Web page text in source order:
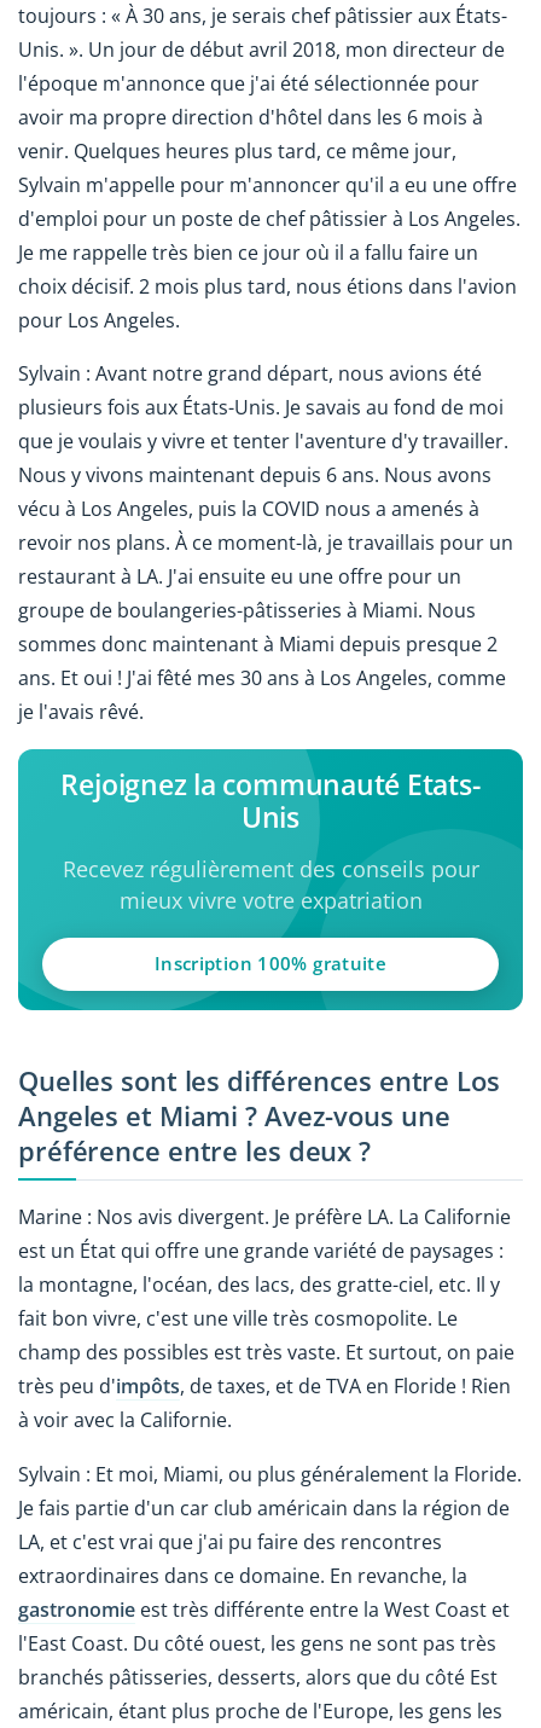
toujours : « À 30 ans, je serais chef pâtissier aux États-
Unis. ». Un jour de début avril 2018, mon directeur de
l'époque m'annonce que j'ai été sélectionnée pour
avoir ma propre direction d'hôtel dans les 6 mois à
venir. Quelques heures plus tard, ce même jour,
Sylvain m'appelle pour m'annoncer qu'il a eu une offre
d'emploi pour un poste de chef pâtissier à Los Angeles.
Je me rappelle très bien ce jour où il a fallu faire un
choix décisif. 2 mois plus tard, nous étions dans l'avion
pour Los Angeles.
Sylvain : Avant notre grand départ, nous avions été
plusieurs fois aux États-Unis. Je savais au fond de moi
que je voulais y vivre et tenter l'aventure d'y travailler.
Nous y vivons maintenant depuis 6 ans. Nous avons
vécu à Los Angeles, puis la COVID nous a amenés à
revoir nos plans. À ce moment-là, je travaillais pour un
restaurant à LA. J'ai ensuite eu une offre pour un
groupe de boulangeries-pâtisseries à Miami. Nous
sommes donc maintenant à Miami depuis presque 2
ans. Et oui ! J'ai fêté mes 30 ans à Los Angeles, comme
je l'avais rêvé.
Rejoignez la communauté Etats-
Unis
Recevez régulièrement des conseils pour
mieux vivre votre expatriation
Inscription 100% gratuite
Quelles sont les différences entre Los
Angeles et Miami ? Avez-vous une
préférence entre les deux ?
Marine : Nos avis divergent. Je préfère LA. La Californie
est un État qui offre une grande variété de paysages :
la montagne, l'océan, des lacs, des gratte-ciel, etc. Il y
fait bon vivre, c'est une ville très cosmopolite. Le
champ des possibles est très vaste. Et surtout, on paie
très peu d'impôts, de taxes, et de TVA en Floride ! Rien
à voir avec la Californie.
Sylvain : Et moi, Miami, ou plus généralement la Floride.
Je fais partie d'un car club américain dans la région de
LA, et c'est vrai que j'ai pu faire des rencontres
extraordinaires dans ce domaine. En revanche, la
gastronomie est très différente entre la West Coast et
l'East Coast. Du côté ouest, les gens ne sont pas très
branchés pâtisseries, desserts, alors que du côté Est
américain, étant plus proche de l'Europe, les gens les